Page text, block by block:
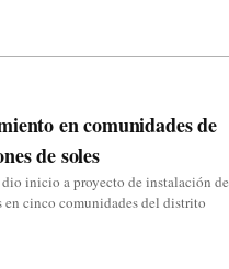
en comunidades de
de soles
inicio a proyecto de instalación de
en cinco comunidades del distrito